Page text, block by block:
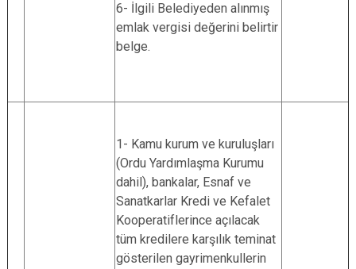
6- İlgili Belediyeden alınmış
emlak vergisi değerini belirtir
belge.
1- Kamu kurum ve kuruluşları
(Ordu Yardımlaşma Kurumu
dahil), bankalar, Esnaf ve
Sanatkarlar Kredi ve Kefalet
Kooperatiflerince açılacak
tüm kredilere karşılık teminat
gösterilen gayrimenkullerin